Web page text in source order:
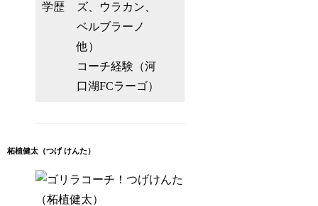
学歴
ズ、ウラカン、
ベルブラーノ
他）
コーチ経験（河
口湖FCラーゴ）
柘植健太（つげ けんた）